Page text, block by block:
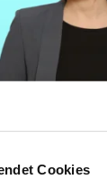
Cookies